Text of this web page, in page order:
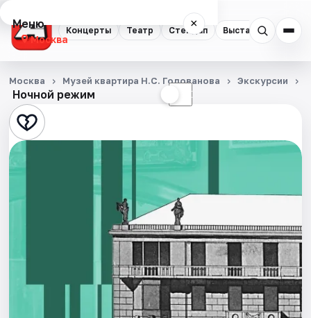
Концерты Театр Стендап Выставки
Меню ×
Москва
Концерты
Театр
Стендап
Выставки
Квесты
Ночной режим ☾
Москва Музей квартира Н.С. Голованова Экскурсии